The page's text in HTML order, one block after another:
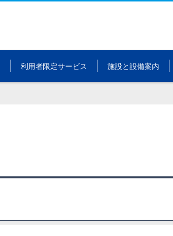
利用者限定サービス 施設と設備案内